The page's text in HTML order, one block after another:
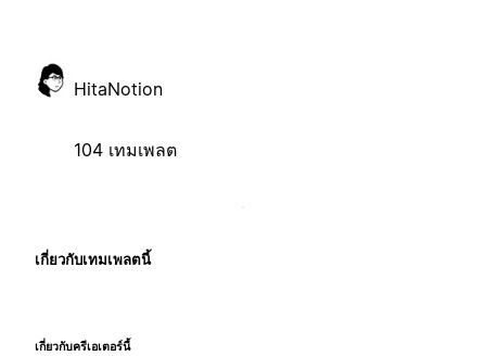
HitaNotion
104 เทมเพลต
เกี่ยวกับเทมเพลตนี้
เกี่ยวกับครีเอเตอร์นี้